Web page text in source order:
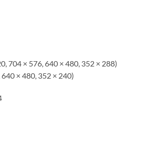
704 × 576, 640 × 480, 352 × 288)
× 480, 352 × 240)